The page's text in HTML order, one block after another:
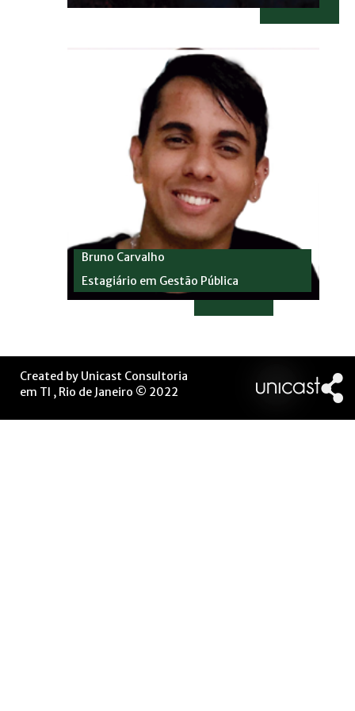
Bruno Carvalho
Estagiário em Gestão Pública
Created by Unicast Consultoria
em TI , Rio de Janeiro © 2022